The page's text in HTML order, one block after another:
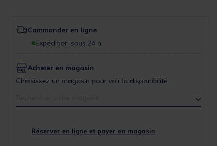
Commander en ligne
Expédition sous 24 h
Acheter en magasin
Choisissez un magasin pour voir la disponibilité
Réserver en ligne et payer en magasin